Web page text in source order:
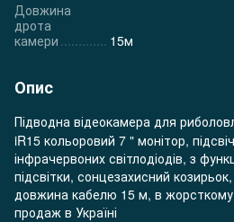
Довжина
дрота
камери
15м
Опис
Підводна відеокамера для
iR15 кольоровий 7 " монітор,
інфрачервоних світлодіодів, з
підсвітки, сонцезахисний
довжина кабелю 15 м, в жорсткому
продаж в Україні